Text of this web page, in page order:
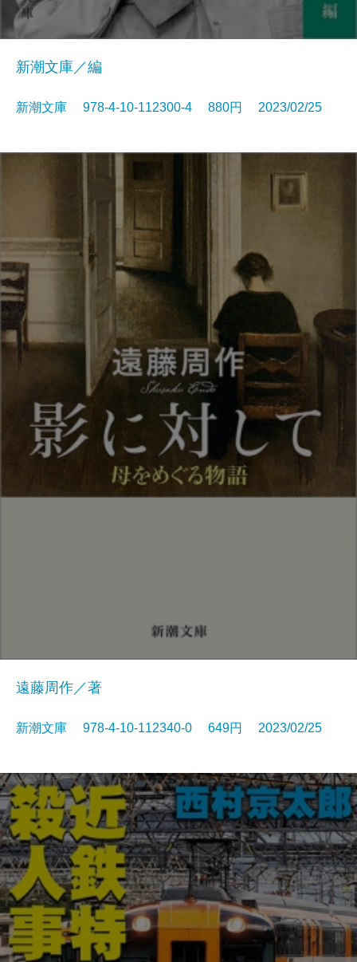
新潮文庫／編
新潮文庫 978-4-10-112300-4 880円 2023/02/25
遠藤周作／著
新潮文庫 978-4-10-112340-0 649円 2023/02/25